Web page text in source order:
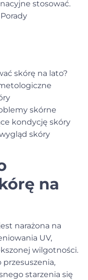
stosować.
skórę na lato?
skórne
kondycję skóry
skóry
na
narażona na
UV,
wilgotności.
starzenia się